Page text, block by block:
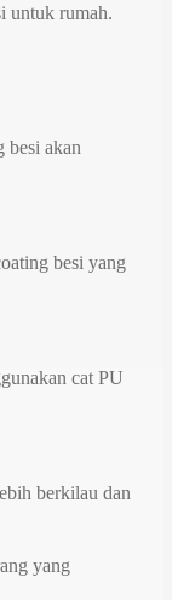
untuk rumah.
besi akan
besi yang
cat PU
berkilau dan
yang